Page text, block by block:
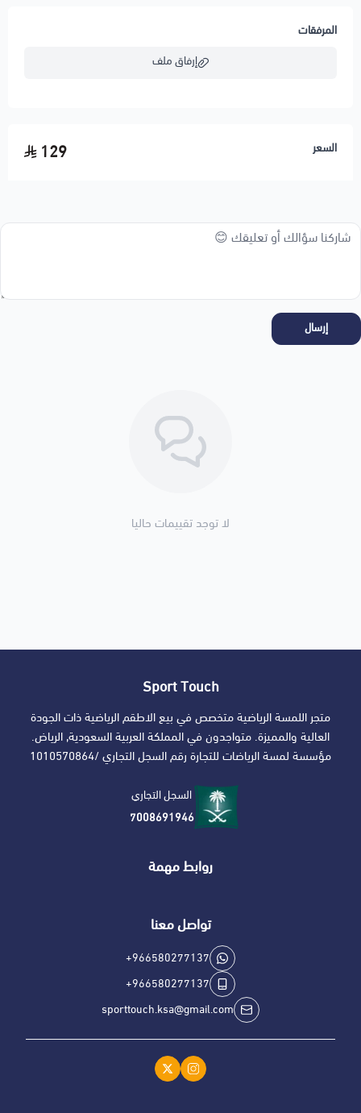
المرفقات
إرفاق ملف
السعر 129
إرسال
لا توجد تقييمات حاليا
Sport Touch
متجر اللمسة الرياضية متخصص في بيع الاطقم الرياضية ذات الجودة
العالية والمميزة. متواجدون في المملكة العربية السعودية, الرياض.
مؤسسة لمسة الرياضات للتجارة رقم السجل التجاري /1010570864
السجل التجاري
7008691946
روابط مهمة
تواصل معنا
+966580277137
+966580277137
sporttouch.ksa@gmail.com